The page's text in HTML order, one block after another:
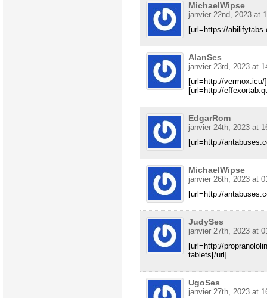
MichaelWipse
janvier 22nd, 2023 at
[url=https://
AlanSes
janvier 23rd, 2023 at
[url=http://
[url=http://
EdgarRom
janvier 24th, 2023 at
[url=http://
MichaelWipse
janvier 26th, 2023 at
[url=http://
JudySes
janvier 27th, 2023 at
[url=http://
tablets[/url]
UgoSes
janvier 27th, 2023 at